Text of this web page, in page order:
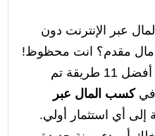
عبر الإنترنت دون
مال مقدم؟ انت محظوظ!
سنكشف في هذا المقال عن أفضل 11 طريقة تم
فيكسب المال عبر
أي استثمار أولي.